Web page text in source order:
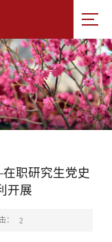
职研究生党史
开展
： 2